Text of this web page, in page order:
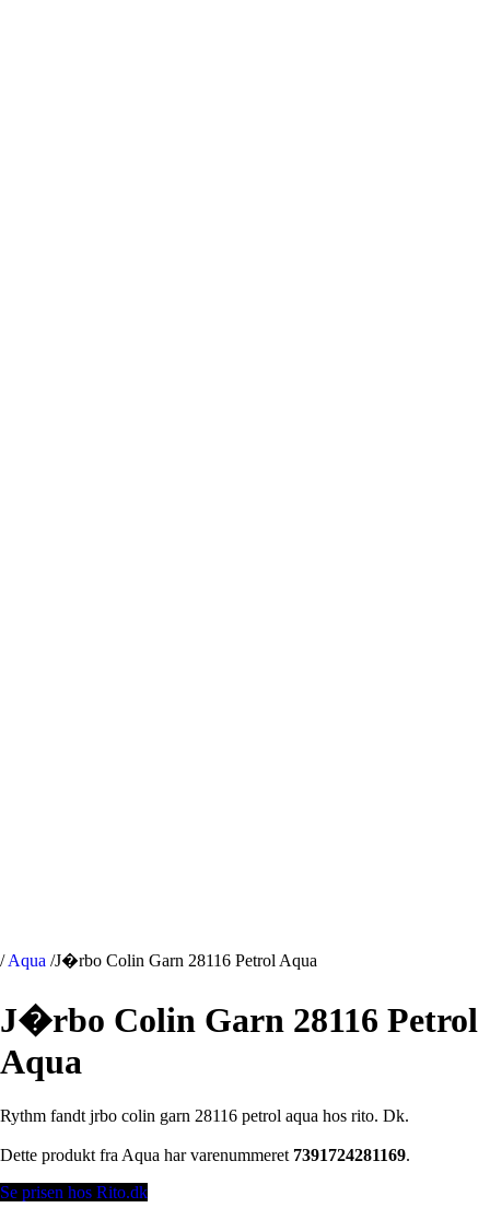
/ Aqua /J�rbo Colin Garn 28116 Petrol Aqua
J�rbo Colin Garn 28116 Petrol
Aqua
Rythm fandt jrbo colin garn 28116 petrol aqua hos rito. Dk.
Dette produkt fra Aqua har varenummeret 7391724281169.
Se prisen hos Rito.dk